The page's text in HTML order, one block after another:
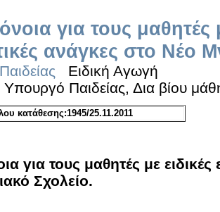
για τους μαθητές
ανάγκες στο Νέο
Ειδική Αγωγή
Υπουργό Παιδείας, Δια βίου
κατάθεσης:1945/25.11.2011
για τους μαθητές με ειδικές
Σχολείο.